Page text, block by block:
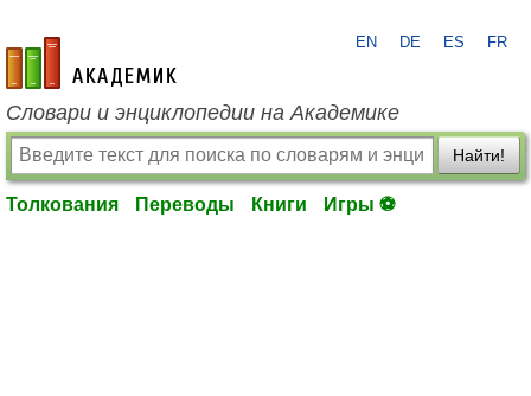
academic.ru
EN DE ES FR
Словари и энциклопедии на Академике
Найти!
Толкования Переводы Книги Игры ⚽